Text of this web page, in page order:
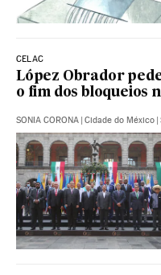
CELAC
López Obrador
o fim dos bloqueios
SONIA CORONA | Cidade do México |